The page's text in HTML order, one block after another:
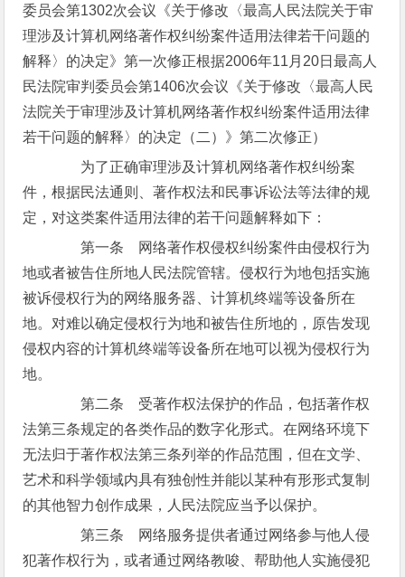
委员会第1302次会议《关于修改〈最高人民法院关于审
理涉及计算机网络著作权纠纷案件适用法律若干问题的
解释〉的决定》第一次修正根据2006年11月20日最高人
民法院审判委员会第1406次会议《关于修改〈最高人民
法院关于审理涉及计算机网络著作权纠纷案件适用法律
若干问题的解释〉的决定（二）》第二次修正）
为了正确审理涉及计算机网络著作权纠纷案
件，根据民法通则、著作权法和民事诉讼法等法律的规
定，对这类案件适用法律的若干问题解释如下：
第一条 网络著作权侵权纠纷案件由侵权行为
地或者被告住所地人民法院管辖。侵权行为地包括实施
被诉侵权行为的网络服务器、计算机终端等设备所在
地。对难以确定侵权行为地和被告住所地的，原告发现
侵权内容的计算机终端等设备所在地可以视为侵权行为
地。
第二条 受著作权法保护的作品，包括著作权
法第三条规定的各类作品的数字化形式。在网络环境下
无法归于著作权法第三条列举的作品范围，但在文学、
艺术和科学领域内具有独创性并能以某种有形形式复制
的其他智力创作成果，人民法院应当予以保护。
第三条 网络服务提供者通过网络参与他人侵
犯著作权行为，或者通过网络教唆、帮助他人实施侵犯